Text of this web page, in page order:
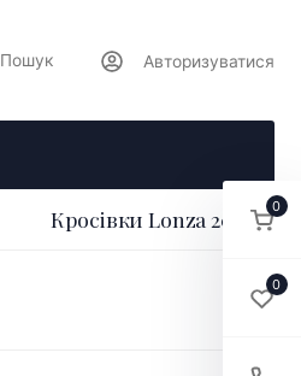
Пошук Авторизуватися
Кросівки Lonza 2047970
0